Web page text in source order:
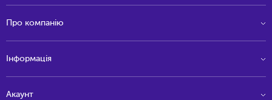
Про компанію
Інформація
Акаунт